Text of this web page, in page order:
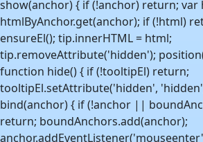
show(anchor) { if (!anchor) return; var
htmlByAnchor.get(anchor); if (!html)
ensureEl(); tip.innerHTML = html;
tip.removeAttribute('hidden');
function hide() { if (!tooltipEl) return;
tooltipEl.setAttribute('hidden',
bind(anchor) { if (!anchor ||
return; boundAnchors.add(anchor);